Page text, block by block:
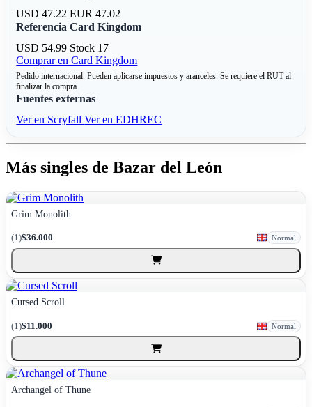
USD 47.22EUR 47.02
Referencia Card Kingdom
USD 54.99 Stock 17
Comprar en Card Kingdom
Pedido internacional. Pueden aplicarse impuestos y aranceles. Se requiere el RUT al
finalizar la compra.
Fuentes externas
Ver en ScryfallVer en EDHREC
Más singles de Bazar del León
Grim Monolith
(1)$36.000 Normal
Cursed Scroll
(1)$11.000 Normal
Archangel of Thune